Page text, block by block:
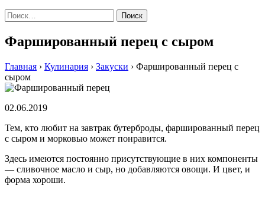
Найти:
Фаршированный перец с сыром
Главная › Кулинария › Закуски › Фаршированный перец с
сыром
02.06.2019
Тем, кто любит на завтрак бутерброды, фаршированный перец
с сыром и морковью может понравится.
Здесь имеются постоянно присутствующие в них компоненты
— сливочное масло и сыр, но добавляются овощи. И цвет, и
форма хороши.